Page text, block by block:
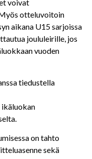
voivat
otteluvoitoin
aikana U15 sarjoissa
joululeirille, jos
vuoden
tiedustella
ikäluokan
on tahto
sekä